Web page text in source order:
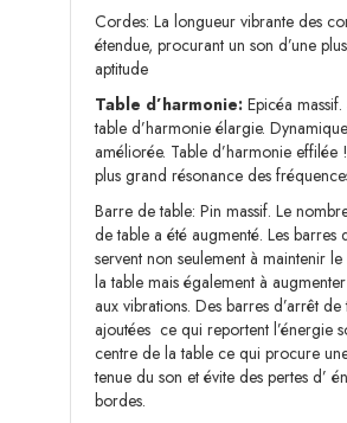
Cordes: La longueur vibrante des
étendue, procurant un son d’une
aptitude
Table d’harmonie: Epicéa
table d’harmonie élargie.
améliorée. Table d’harmonie effilée
plus grand résonance des
Barre de table: Pin massif. Le
de table a été augmenté. Les barres
servent non seulement à maintenir
la table mais également à
aux vibrations. Des barres d’arrêt
ajoutées ce qui reportent l’énergie
centre de la table ce qui procure
tenue du son et évite des pertes d’
bordes.